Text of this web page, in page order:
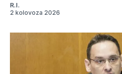
R.I.
2 kolovoza 2026